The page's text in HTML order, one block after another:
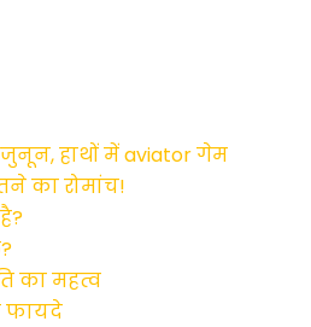
हाथों में aviator गेम
का रोमांच!
का महत्व
फायदे